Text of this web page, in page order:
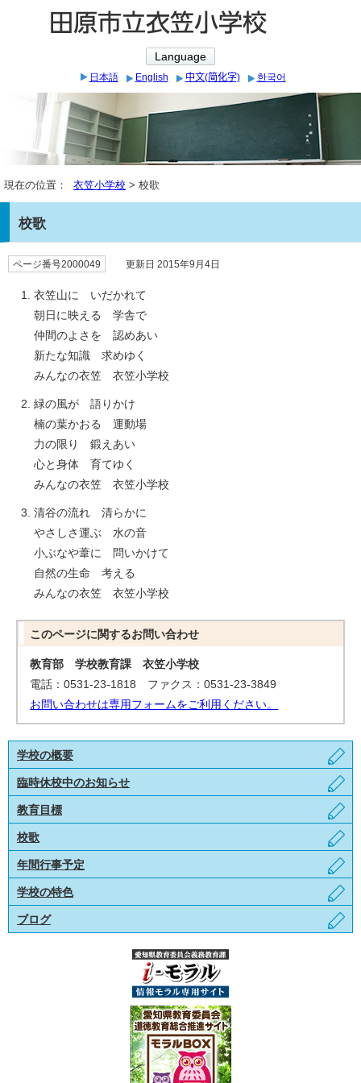
Language
日本語 English 中文(简化字) 한국어
現在の位置： 衣笠小学校 > 校歌
校歌
ページ番号2000049 更新日 2015年9月4日
衣笠山に いだかれて
朝日に映える 学舎で
仲間のよさを 認めあい
新たな知識 求めゆく
みんなの衣笠 衣笠小学校
緑の風が 語りかけ
楠の葉かおる 運動場
力の限り 鍛えあい
心と身体 育てゆく
みんなの衣笠 衣笠小学校
清谷の流れ 清らかに
やさしさ運ぶ 水の音
小ぶなや葦に 問いかけて
自然の生命 考える
みんなの衣笠 衣笠小学校
このページに関するお問い合わせ
教育部 学校教育課 衣笠小学校
電話：0531-23-1818 ファクス：0531-23-3849
お問い合わせは専用フォームをご利用ください。
学校の概要
臨時休校中のお知らせ
教育目標
校歌
年間行事予定
学校の特色
ブログ